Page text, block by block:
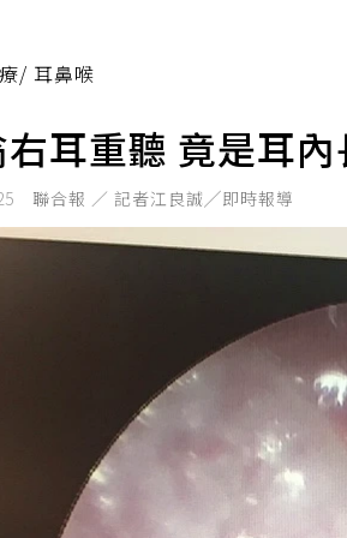
/ 耳鼻喉
耳重聽 竟是耳
聯合報 ／ 記者江良誠╱即時報導